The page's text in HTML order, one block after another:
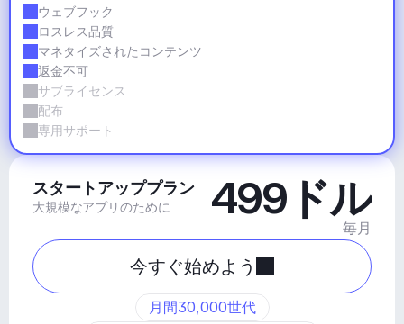
ウェブフック
ロスレス品質
マネタイズされたコンテンツ
返金不可
サブライセンス
配布
専用サポート
スタートアッププラン
大規模なアプリのために 499ドル
毎月
今すぐ始めよう
月間30,000世代